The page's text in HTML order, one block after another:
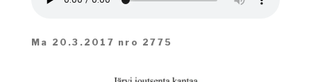
Ma 20.3.2017 nro 2775